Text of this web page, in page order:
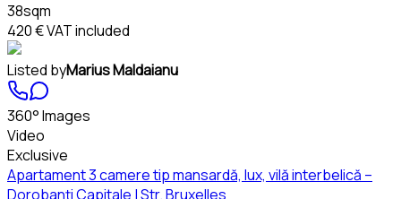
38sqm
420 €VAT included
Listed byMarius Maldaianu
360° Images
Video
Exclusive
Apartament 3 camere tip mansardă, lux, vilă interbelică –
Dorobanți Capitale | Str. Bruxelles